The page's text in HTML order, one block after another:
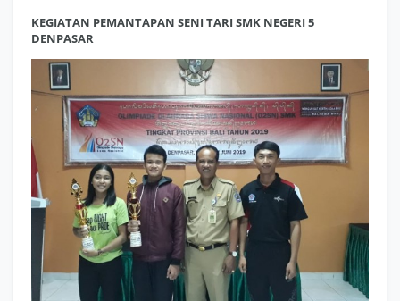
KEGIATAN PEMANTAPAN SENI TARI SMK NEGERI 5
DENPASAR